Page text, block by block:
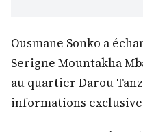
Ousmane Sonko a
Serigne Mountakha
au quartier Darou
informations